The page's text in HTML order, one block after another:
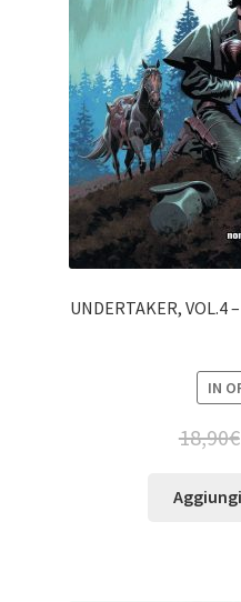
UNDERTAKER, VOL.4
IN
18,90€